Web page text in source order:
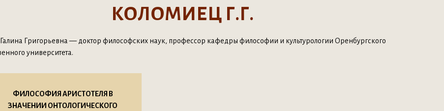
КОЛОМИЕЦ Г.Г.
Григорьевна — доктор философских наук, профессор кафедры философии и культурологии Оренбургского
университета.
ФИЛОСОФИЯ АРИСТОТЕЛЯ В
ЗНАЧЕНИИ ОНТОЛОГИЧЕСКОГО